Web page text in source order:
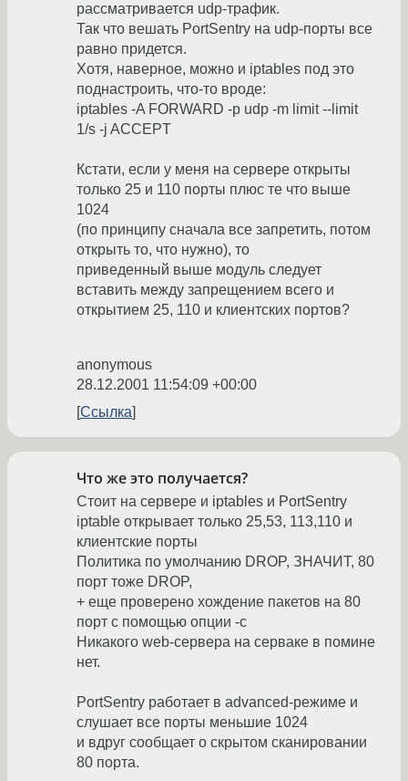
рассматривается udp-трафик.
Так что вешать PortSentry на udp-порты все
равно придется.
Хотя, наверное, можно и iptables под это
поднастроить, что-то вроде:
iptables -A FORWARD -p udp -m limit --limit
1/s -j ACCEPT
Кстати, если у меня на сервере открыты
только 25 и 110 порты плюс те что выше
1024
(по принципу сначала все запретить, потом
открыть то, что нужно), то
приведенный выше модуль следует
вставить между запрещением всего и
открытием 25, 110 и клиентских портов?
anonymous
28.12.2001 11:54:09 +00:00
Ссылка
Что же это получается?
Стоит на сервере и iptables и PortSentry
iptable открывает только 25,53, 113,110 и
клиентские порты
Политика по умолчанию DROP, ЗНАЧИТ, 80
порт тоже DROP,
+ еще проверено хождение пакетов на 80
порт с помощью опции -c
Никакого web-сервера на серваке в помине
нет.
PortSentry работает в advanced-режиме и
слушает все порты меньшие 1024
и вдруг сообщает о скрытом сканировании
80 порта.